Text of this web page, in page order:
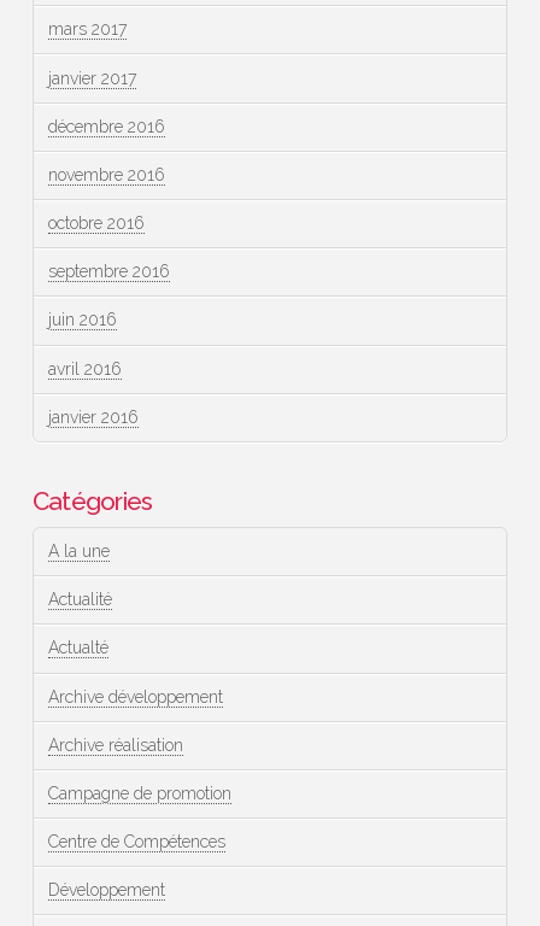
mars 2017
janvier 2017
décembre 2016
novembre 2016
octobre 2016
septembre 2016
juin 2016
avril 2016
janvier 2016
Catégories
A la une
Actualité
Actualté
Archive développement
Archive réalisation
Campagne de promotion
Centre de Compétences
Développement